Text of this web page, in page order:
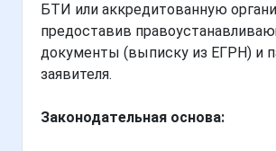
БТИ или аккредитованную
предоставив
документы (выписку из ЕГРН) и
заявителя.
Законодательная основа: